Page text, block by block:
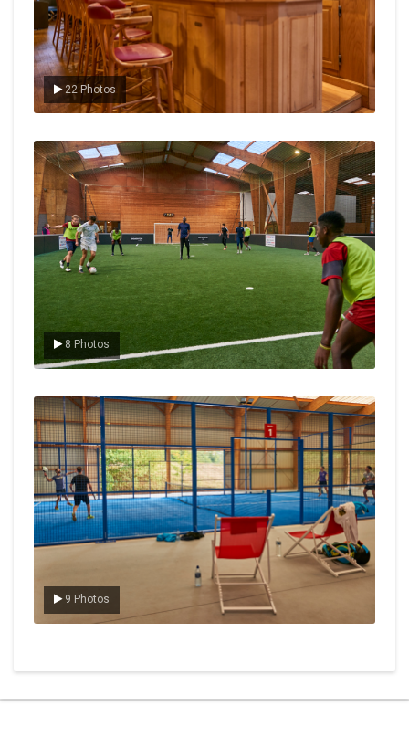
22 Photos
8 Photos
Le foot en salle
9 Photos
Le padel